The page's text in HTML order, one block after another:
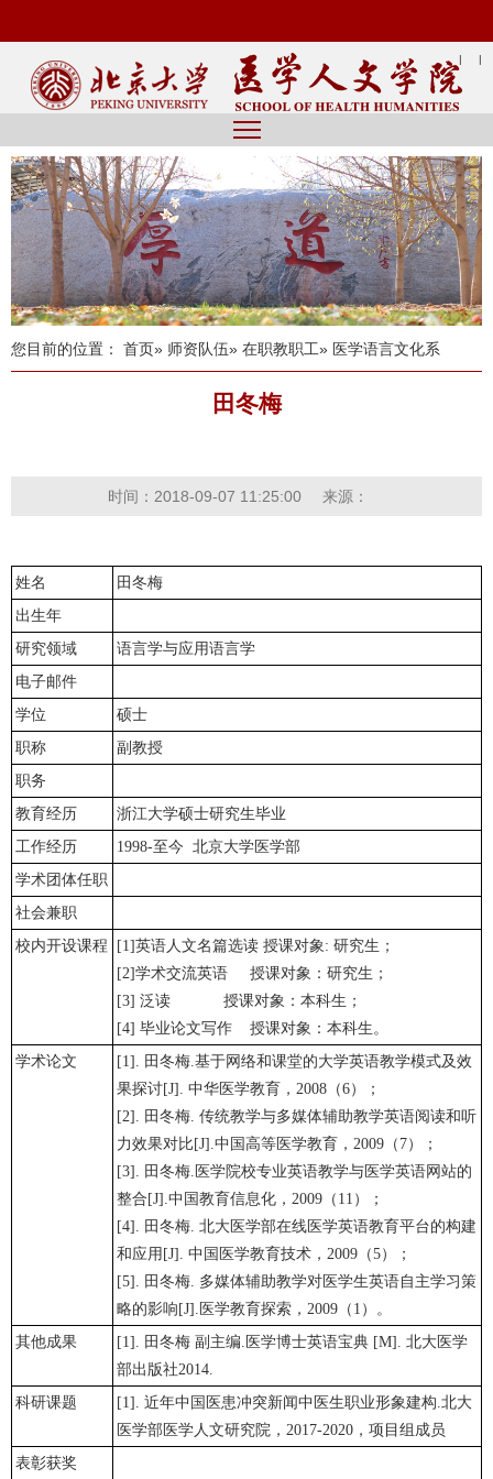
| |
您目前的位置： 首页» 师资队伍» 在职教职工» 医学语言文化系
田冬梅
时间：2018-09-07 11:25:00 来源：
姓名
田冬梅
出生年
研究领域
语言学与应用语言学
电子邮件
学位
硕士
职称
副教授
职务
教育经历
浙江大学硕士研究生毕业
工作经历
1998-至今 北京大学医学部
学术团体任职
社会兼职
校内开设课程
[1]英语人文名篇选读 授课对象: 研究生；
[2]学术交流英语 授课对象：研究生；
[3] 泛读 授课对象：本科生；
[4] 毕业论文写作 授课对象：本科生。
学术论文
[1]. 田冬梅.基于网络和课堂的大学英语教学模式及效
果探讨[J]. 中华医学教育，2008（6）；
[2]. 田冬梅. 传统教学与多媒体辅助教学英语阅读和听
力效果对比[J].中国高等医学教育，2009（7）；
[3]. 田冬梅.医学院校专业英语教学与医学英语网站的
整合[J].中国教育信息化，2009（11）；
[4]. 田冬梅. 北大医学部在线医学英语教育平台的构建
和应用[J]. 中国医学教育技术，2009（5）；
[5]. 田冬梅. 多媒体辅助教学对医学生英语自主学习策
略的影响[J].医学教育探索，2009（1）。
其他成果
[1]. 田冬梅 副主编.医学博士英语宝典 [M]. 北大医学
部出版社2014.
科研课题
[1]. 近年中国医患冲突新闻中医生职业形象建构.北大
医学部医学人文研究院，2017-2020，项目组成员
表彰获奖